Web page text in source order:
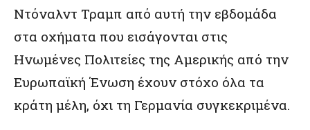
Ντόναλντ Τραμπ από αυτή την εβδομάδα
στα οχήματα που εισάγονται στις
Ηνωμένες Πολιτείες της Αμερικής από την
Ευρωπαϊκή Ένωση έχουν στόχο όλα τα
κράτη μέλη, όχι τη Γερμανία συγκεκριμένα.